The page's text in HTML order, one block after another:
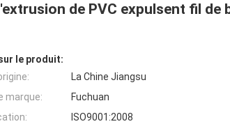
de PVC expulsent fil de
le produit:
La Chine Jiangsu
marque:
Fuchuan
ISO9001:2008